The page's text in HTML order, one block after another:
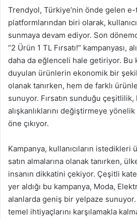
Trendyol, Türkiye’nin önde gelen
platformlarından biri olarak,
sunmaya devam ediyor. Son
“2 Ürün 1 TL Fırsatı!” kampanyası,
daha da eğlenceli hale getiriyor. Bu
duyulan ürünlerin ekonomik bir
olanak tanırken, hem de farklı
sunuyor. Fırsatın sunduğu çeşitlilik,
alışkanlıklarını değiştirmeye
öne çıkıyor.
Kampanya, kullanıcıların
satın almalarına olanak tanırken,
insanın dikkatini çekiyor. Çeşitli
yer aldığı bu kampanya, Moda,
alanlarda geniş bir yelpaze sunuyor.
temel ihtiyaçlarını karşılamakla